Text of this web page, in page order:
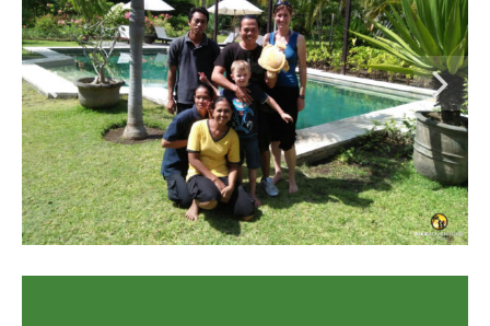
Azoren, Portugal
Balkan
Baltikum (Estland, Lettland, Litauen)
Bikestationen